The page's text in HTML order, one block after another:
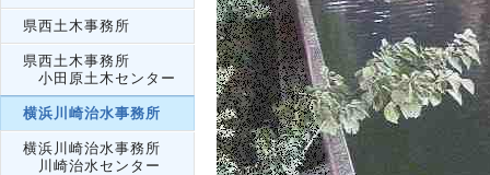
県西土木事務所
県西土木事務所
小田原土木センター
横浜川崎治水事務所
横浜川崎治水事務所
川崎治水センター